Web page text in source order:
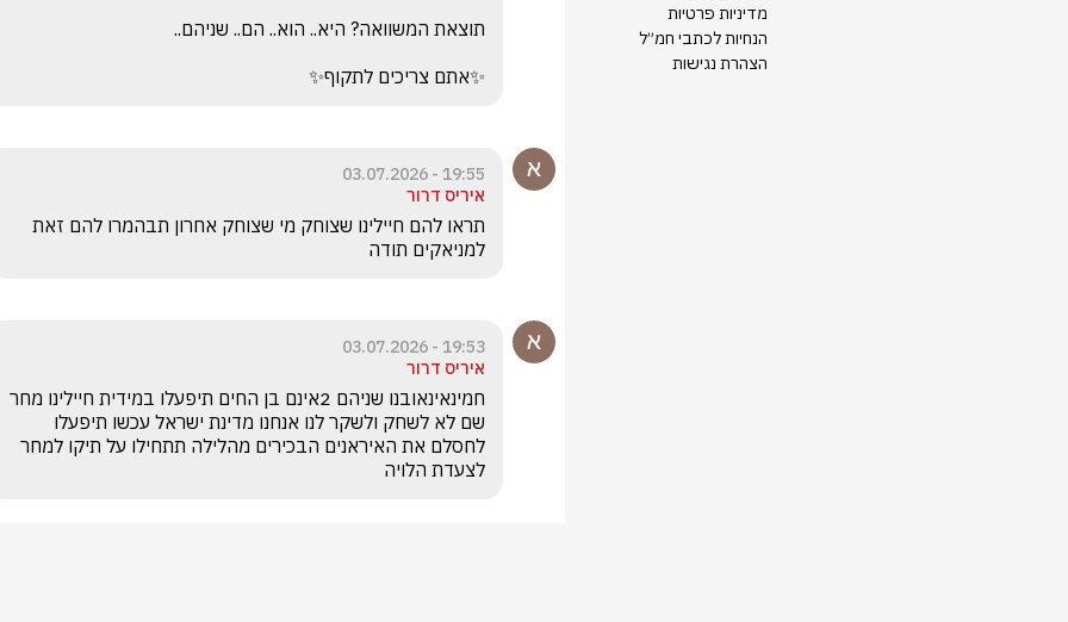
מדיניות פרטיות
הנחיות לכתבי חמ״ל
הצהרת נגישות
✨אתם צריכים לתקוף✨
19:55 - 03.07.2026
איריס דרור
למניאקים תודה
19:53 - 03.07.2026
איריס דרור
לצעדת הלויה